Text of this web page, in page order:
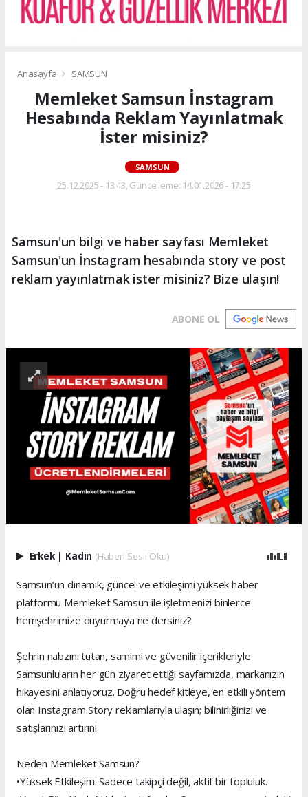
Anasayfa SAMSUN
Memleket Samsun İnstagram
Hesabında Reklam Yayınlatmak
İster misiniz?
SAMSUN
25.12.2025 - 13:43, Güncelleme: 14.01.2026 - 17:25
Samsun'un bilgi ve haber sayfası Memleket
Samsun'un İnstagram hesabında story ve post
reklam yayınlatmak ister misiniz? Bize ulaşın!
ABONE OL
Erkek | Kadın (Haberi Sesli Oku)
Samsun’un dinamik, güncel ve etkileşimi yüksek haber
platformu Memleket Samsun ile işletmenizi binlerce
hemşehrimize duyurmaya ne dersiniz?
Şehrin nabzını tutan, samimi ve güvenilir içerikleriyle
Samsunluların her gün ziyaret ettiği sayfamızda, markanızın
hikayesini anlatıyoruz. Doğru hedef kitleye, en etkili yöntem
olan Instagram Story reklamlarıyla ulaşın; bilinirliğinizi ve
satışlarınızı artırın!
Neden Memleket Samsun?
•Yüksek Etkileşim: Sadece takipçi değil, aktif bir topluluk.